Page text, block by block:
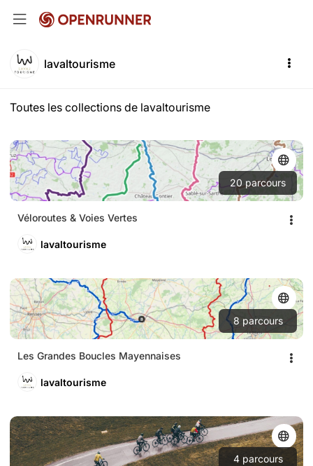
lavaltourisme
Toutes les collections de lavaltourisme
20 parcours
Véloroutes & Voies Vertes
lavaltourisme
8 parcours
Les Grandes Boucles Mayennaises
lavaltourisme
4 parcours